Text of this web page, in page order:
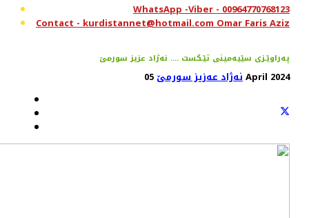
WhatsApp -Viber - 00964770768123
Contact - kurdistannet@hotmail.com Omar Faris Aziz
په‌راوێـزی سێیه‌مینی تێـكست .... نه‌ژاد عزیز سورمێ
نەژاد عەزیز سورمێ05 April 2024